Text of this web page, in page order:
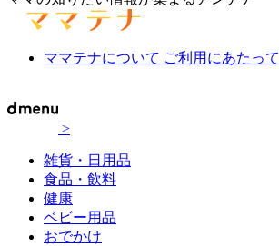
ママテナについて ご利用にあたって
>
雑貨・日用品
食品・飲料
健康
ベビー用品
おでかけ